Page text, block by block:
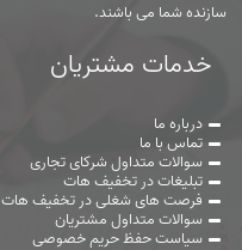
سازنده شما می باشند.
خدمات مشتریان
درباره ما
تماس با ما
سوالات متداول شرکای تجاری
تبلیغات در تخفیف هات
فرصت های شغلی در تخفیف هات
سوالات متداول مشتریان
سیاست حفظ حریم خصوصی